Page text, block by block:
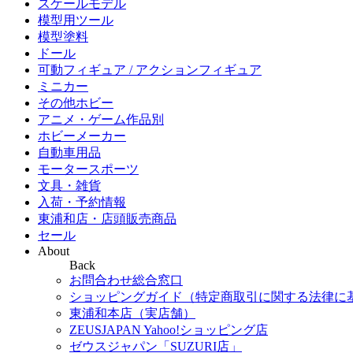
スケールモデル
模型用ツール
模型塗料
ドール
可動フィギュア / アクションフィギュア
ミニカー
その他ホビー
アニメ・ゲーム作品別
ホビーメーカー
自動車用品
モータースポーツ
文具・雑貨
入荷・予約情報
東浦和店・店頭販売商品
セール
About
Back
お問合わせ総合窓口
ショッピングガイド（特定商取引に関する法律に
東浦和本店（実店舗）
ZEUSJAPAN Yahoo!ショッピング店
ゼウスジャパン「SUZURI店」